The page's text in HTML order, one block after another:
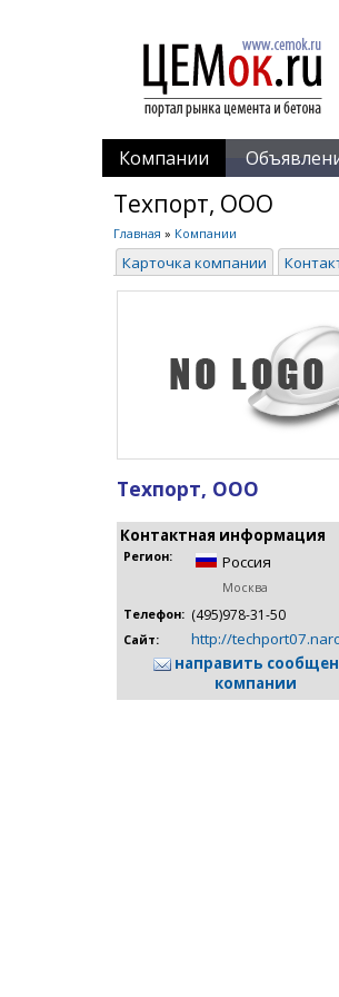
Компании
Техпорт, ООО
Главная » Компании
Карточка компании
Техпорт, ООО
Контактная информация
Регион: Россия
Москва
Телефон: (495)978-31-50
Сайт:
http://
направить
компании